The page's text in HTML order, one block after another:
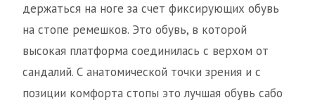
держаться на ноге за счет фиксирующих обувь
на стопе ремешков. Это обувь, в которой
высокая платформа соединилась с верхом от
сандалий. С анатомической точки зрения и с
позиции комфорта стопы это лучшая обувь сабо